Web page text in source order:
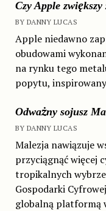
Czy Apple
BY DANNY LUCAS
Apple niedawno
obudowami
na rynku tego
popytu,
Odważny sojusz
BY DANNY LUCAS
Malezja nawiązuje
przyciągnąć więcej
tropikalnych
Gospodarki
globalną platformą